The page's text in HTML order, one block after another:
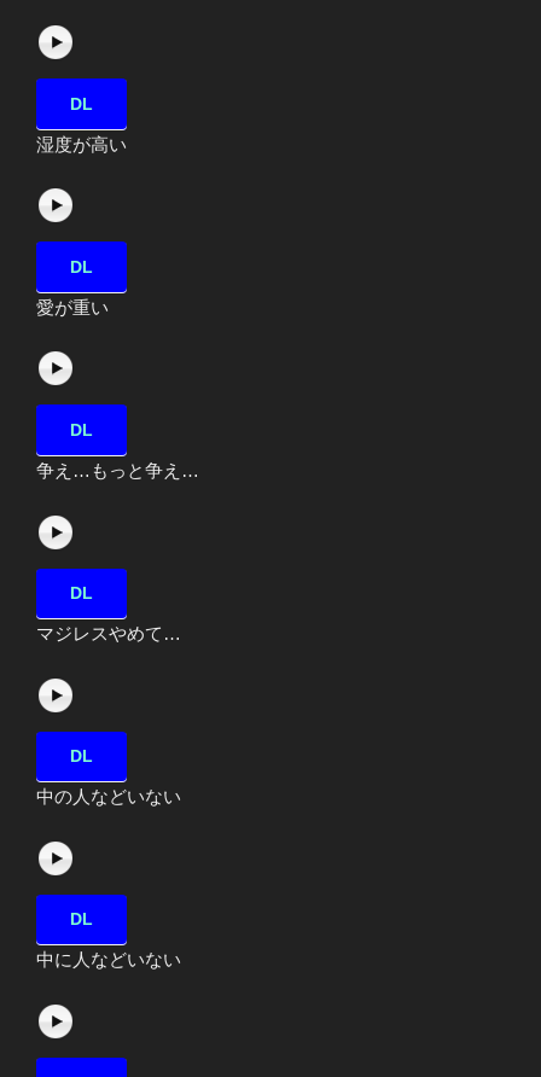
DL
湿度が高い
DL
愛が重い
DL
争え…もっと争え…
DL
マジレスやめて…
DL
中の人などいない
DL
中に人などいない